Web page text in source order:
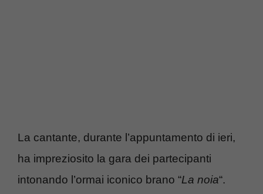
La cantante, durante l’appuntamento di ieri,
ha impreziosito la gara dei partecipanti
intonando l’ormai iconico brano “La noia“.